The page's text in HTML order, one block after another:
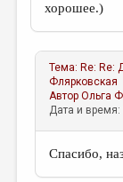
хорошее.)
Тема: Re: Re:
Флярковская
АвторОльга
Дата и
Cпасибо,